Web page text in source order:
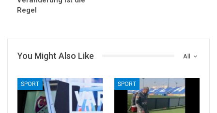
Regel
All
You Might Also Like
SPORT SPORT